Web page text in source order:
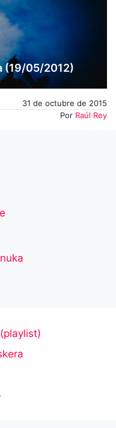
(19/05/2012)
31 de octubre de 2015
Por Raúl Rey